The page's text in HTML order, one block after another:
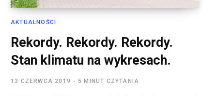
AKTUALNOŚCI
Rekordy. Rekordy. Rekordy.
Stan klimatu na wykresach.
13 CZERWCA 2019 5 MINUT CZYTANIA